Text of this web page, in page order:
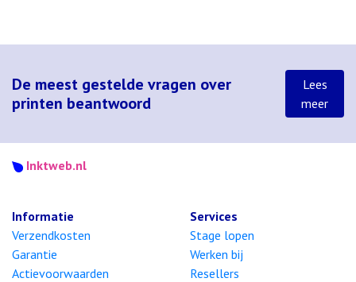
De meest gestelde vragen over
printen beantwoord
Lees
meer
Inktweb.nl
Informatie
Verzendkosten
Garantie
Actievoorwaarden
Services
Stage lopen
Werken bij
Resellers